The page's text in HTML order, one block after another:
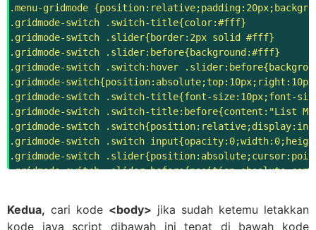
.menu-gridmode
.gridmode-switch .switch-title{color:#fff}
.gridmode-switch .slider{border:2px solid #fff}
.gridmode-switch .slider:before{background:#fff}
.gridmode-switch .switch:hover
.gridmode-
.gridmode-switch .switch-title{font-size:10px;font-
.gridmode-switch .switch-title:before{content:"List
.gridmode-switch
.gridmode-switch .switch
.gridmode-switch
.gridmode-switch
body.gridmode .menu-gridmode{margin-right:10px;}
Kedua, cari kode <body> jika sudah ketemu letakkan
kode java script dibawah ini tepat di bawah kode